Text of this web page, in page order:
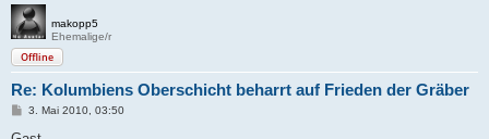
makopp5
Ehemalige/r
Offline
Re: Kolumbiens Oberschicht beharrt auf Frieden der Gräber
B
i
3. Mai 2010, 03:50